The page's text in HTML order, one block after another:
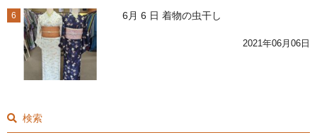
6 6月 6 日 着物の虫干し
2021年06月06日
検索